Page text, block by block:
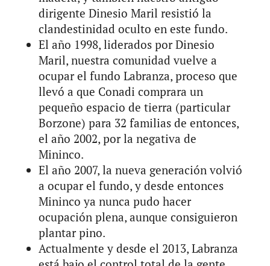
dirigente Dinesio Maril resistió la
clandestinidad oculto en este fundo.
El año 1998, liderados por Dinesio
Maril, nuestra comunidad vuelve a
ocupar el fundo Labranza, proceso que
llevó a que Conadi comprara un
pequeño espacio de tierra (particular
Borzone) para 32 familias de entonces,
el año 2002, por la negativa de
Mininco.
El año 2007, la nueva generación volvió
a ocupar el fundo, y desde entonces
Mininco ya nunca pudo hacer
ocupación plena, aunque consiguieron
plantar pino.
Actualmente y desde el 2013, Labranza